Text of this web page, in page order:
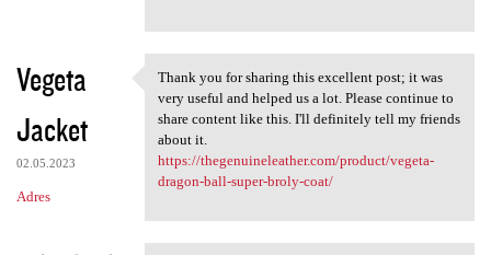
Vegeta
Jacket
02.05.2023
Adres
Thank you for sharing this
Thank you for sharing this excellent post; it was
very useful and helped us a lot. Please continue to
share content like this. I'll definitely tell my friends
about it.
https://thegenuineleather.com/product/vegeta-
dragon-ball-super-broly-coat/